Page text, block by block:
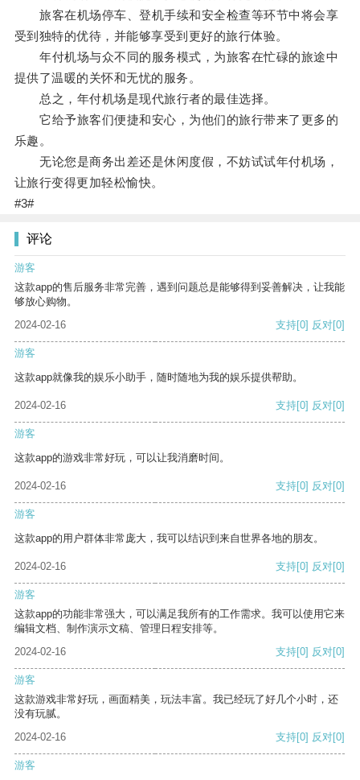
旅客在机场停车、登机手续和安全检查等环节中将会享
受到独特的优待，并能够享受到更好的旅行体验。
年付机场与众不同的服务模式，为旅客在忙碌的旅途中
提供了温暖的关怀和无忧的服务。
总之，年付机场是现代旅行者的最佳选择。
它给予旅客们便捷和安心，为他们的旅行带来了更多的
乐趣。
无论您是商务出差还是休闲度假，不妨试试年付机场，
让旅行变得更加轻松愉快。
#3#
评论
游客
这款app的售后服务非常完善，遇到问题总是能够得到妥善解决，让我能
够放心购物。
2024-02-16
支持[0] 反对[0]
游客
这款app就像我的娱乐小助手，随时随地为我的娱乐提供帮助。
2024-02-16 支持[0] 反对[0]
游客
这款app的游戏非常好玩，可以让我消磨时间。
2024-02-16 支持[0] 反对[0]
游客
这款app的用户群体非常庞大，我可以结识到来自世界各地的朋友。
2024-02-16 支持[0] 反对[0]
游客
这款app的功能非常强大，可以满足我所有的工作需求。我可以使用它来
编辑文档、制作演示文稿、管理日程安排等。
2024-02-16
支持[0] 反对[0]
游客
这款游戏非常好玩，画面精美，玩法丰富。我已经玩了好几个小时，还
没有玩腻。
2024-02-16
支持[0] 反对[0]
游客